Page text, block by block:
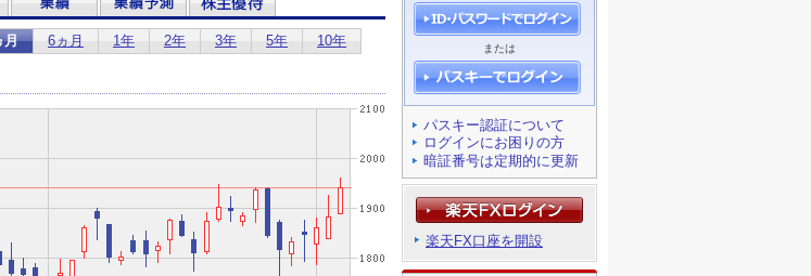
または
パスキー認証について
ログインにお困りの方
暗証番号は定期的に更新
楽天FX口座を開設